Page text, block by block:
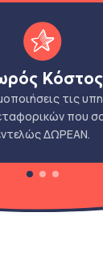
Κόστος
τις
που
ΔΩΡΕΑΝ.